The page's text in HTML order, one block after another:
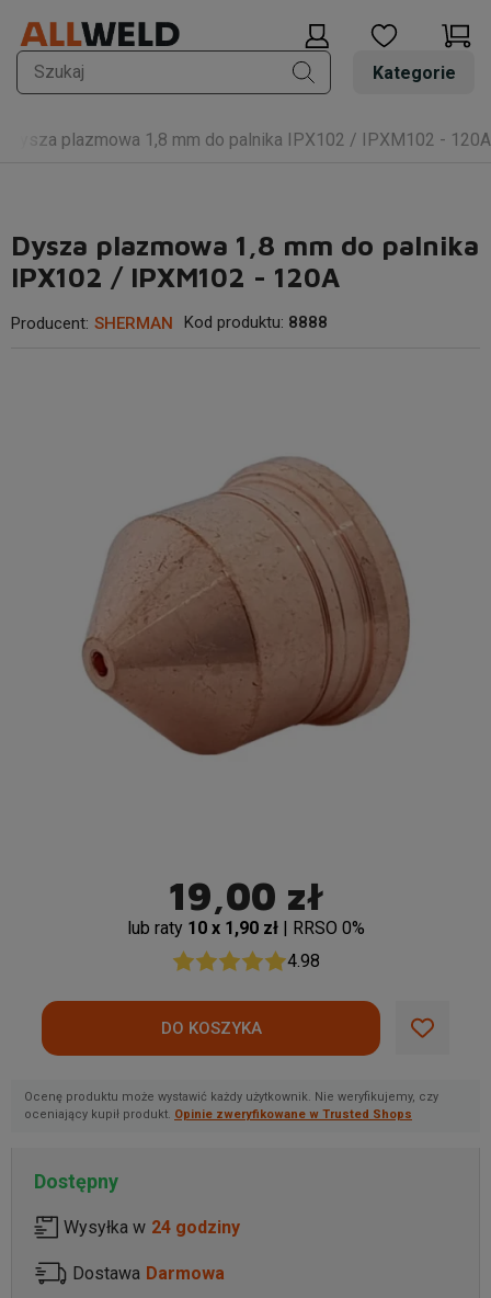
Kategorie
Dysza plazmowa 1,8 mm do palnika IPX102 / IPXM102 - 120A
Dysza plazmowa 1,8 mm do palnika
IPX102 / IPXM102 - 120A
Producent: SHERMAN Kod produktu: 8888
19,00 zł
lub raty 10 x 1,90 zł | RRSO 0%
4.98
Ocenę produktu może wystawić każdy użytkownik. Nie weryfikujemy, czy
oceniający kupił produkt. Opinie zweryfikowane w Trusted Shops
Dostępny
Wysyłka w 24 godziny
Dostawa Darmowa